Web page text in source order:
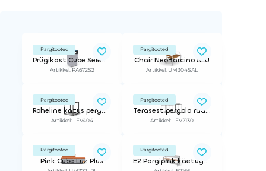
Pargitooted
Prügikast Cube Selectif
Artikkel: PA672S2
Pargitooted
Chair NeoBarcino ALU
Artikkel: UM304SAL
Pargitooted
Roheline katus pergolale
Artikkel: LEV404
Pargitooted
Terasest pergola raam (3-kordne)
Artikkel: LEV2130
Pargitooted
Pink Cube Luz Plus
Pargitooted
E2 Pargipink käetugedega